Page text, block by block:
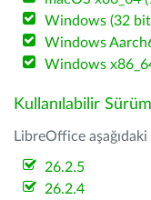
Windows (32
Windows
Windows
Kullanılabilir
LibreOffice aşağıdaki
26.2.5
26.2.4